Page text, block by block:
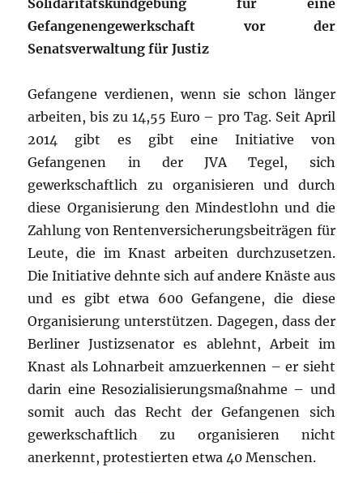
Gefangenengewerkschaft vor der
Senatsverwaltung für Justiz
Gefangene verdienen, wenn sie schon länger
arbeiten, bis zu 14,55 Euro – pro Tag. Seit April
2014 gibt es gibt eine Initiative von
Gefangenen in der JVA Tegel, sich
gewerkschaftlich zu organisieren und durch
diese Organisierung den Mindestlohn und die
Zahlung von Rentenversicherungsbeiträgen für
Leute, die im Knast arbeiten durchzusetzen.
Die Initiative dehnte sich auf andere Knäste aus
und es gibt etwa 600 Gefangene, die diese
Organisierung unterstützen. Dagegen, dass der
Berliner Justizsenator es ablehnt, Arbeit im
Knast als Lohnarbeit amzuerkennen – er sieht
darin eine Resozialisierungsmaßnahme – und
somit auch das Recht der Gefangenen sich
gewerkschaftlich zu organisieren nicht
anerkennt, protestierten etwa 40 Menschen.